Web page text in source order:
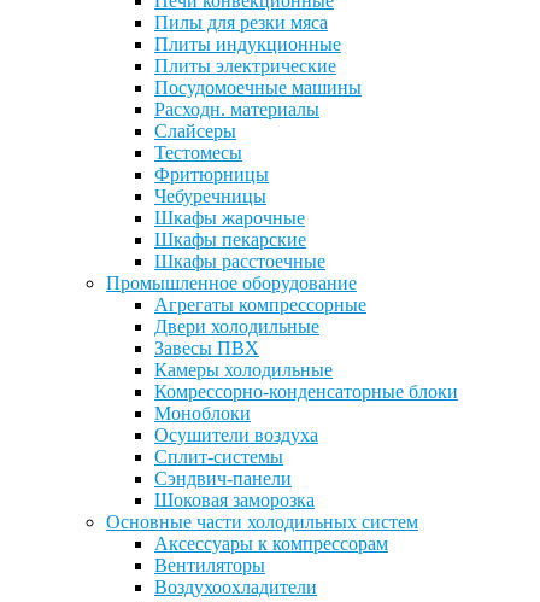
Пилы для резки мяса
Плиты индукционные
Плиты электрические
Посудомоечные машины
Расходн. материалы
Слайсеры
Тестомесы
Фритюрницы
Чебуречницы
Шкафы жарочные
Шкафы пекарские
Шкафы расстоечные
Промышленное оборудование
Агрегаты компрессорные
Двери холодильные
Завесы ПВХ
Камеры холодильные
Комрессорно-конденсаторные блоки
Моноблоки
Осушители воздуха
Сплит-системы
Сэндвич-панели
Шоковая заморозка
Основные части холодильных систем
Аксессуары к компрессорам
Вентиляторы
Воздухоохладители